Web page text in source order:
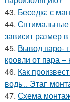
43. Беседка с
44. Оптимальные
зависит размер
45. Вывод паро-
кровли от пара
46. Как
воды.. Этап
47. Схема